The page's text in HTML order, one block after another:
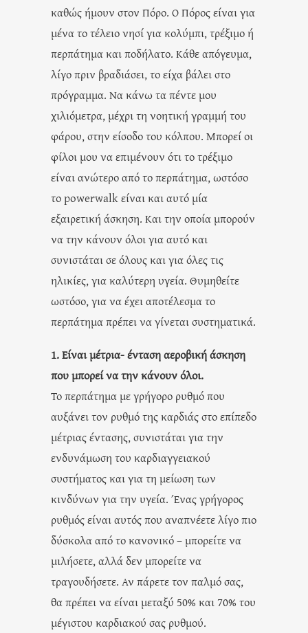
καθώς ήμουν στον Πόρο. Ο Πόρος είναι για
μένα το τέλειο νησί για κολύμπι, τρέξιμο ή
περπάτημα και ποδήλατο. Κάθε απόγευμα,
λίγο πριν βραδιάσει, το είχα βάλει στο
πρόγραμμα. Να κάνω τα πέντε μου
χιλιόμετρα, μέχρι τη νοητική γραμμή του
φάρου, στην είσοδο του κόλπου. Μπορεί οι
φίλοι μου να επιμένουν ότι το τρέξιμο
είναι ανώτερο από το περπάτημα, ωστόσο
το powerwalk είναι και αυτό μία
εξαιρετική άσκηση. Και την οποία μπορούν
να την κάνουν όλοι για αυτό και
συνιστάται σε όλους και για όλες τις
ηλικίες, για καλύτερη υγεία. Θυμηθείτε
ωστόσο, για να έχει αποτέλεσμα το
περπάτημα πρέπει να γίνεται συστηματικά.
1. Είναι μέτρια- ένταση αεροβική άσκηση
που μπορεί να την κάνουν όλοι.
Το περπάτημα με γρήγορο ρυθμό που
αυξάνει τον ρυθμό της καρδιάς στο επίπεδο
μέτριας έντασης, συνιστάται για την
ενδυνάμωση του καρδιαγγειακού
συστήματος και για τη μείωση των
κινδύνων για την υγεία. Ένας γρήγορος
ρυθμός είναι αυτός που αναπνέετε λίγο πιο
δύσκολα από το κανονικό – μπορείτε να
μιλήσετε, αλλά δεν μπορείτε να
τραγουδήσετε. Αν πάρετε τον παλμό σας,
θα πρέπει να είναι μεταξύ 50% και 70% του
μέγιστου καρδιακού σας ρυθμού.